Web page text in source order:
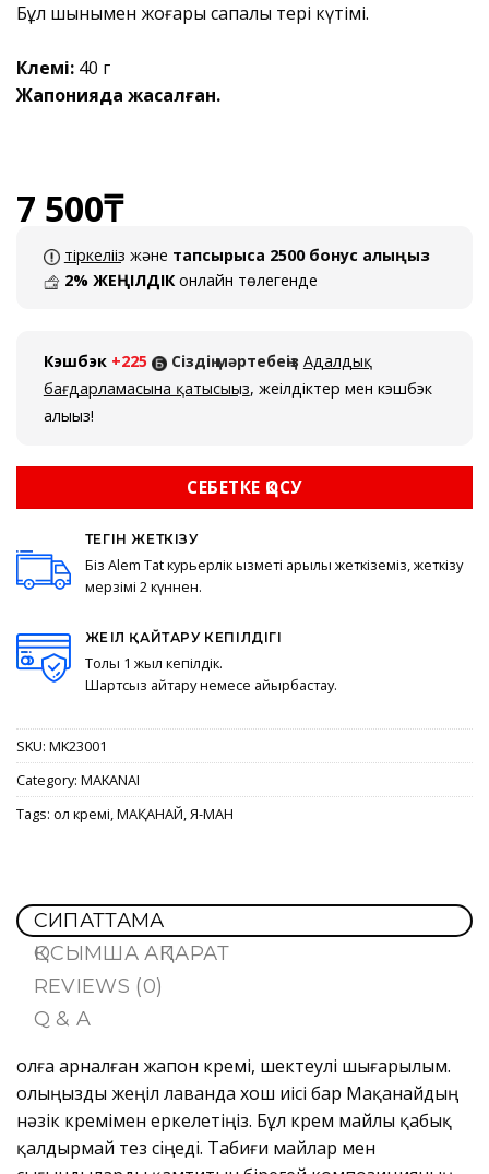
Бұл шынымен жоғары сапалы тері күтімі.
Көлемі: 40 г
Жапонияда жасалған.
7 500₸
тіркеліңіз және тапсырысқа 2500 бонус алыңыз
2% ЖЕҢІЛДІКонлайн төлегенде
Кэшбэк +225 Сіздің мәртебеңіз Адалдық
бағдарламасына қатысыңыз, жеңілдіктер мен кэшбэк
алыңыз!
СЕБЕТКЕ ҚОСУ
ТЕГІН ЖЕТКІЗУ
Біз Alem Tat курьерлік қызметі арқылы жеткіземіз, жеткізу
мерзімі 2 күннен.
ЖЕҢІЛ ҚАЙТАРУ КЕПІЛДІГІ
Толық 1 жыл кепілдік.
Шартсыз қайтару немесе айырбастау.
SKU: MK23001
Category: MAKANAI
Tags: қол кремі,МАҚАНАЙ,Я-МАН
СИПАТТАМА
ҚОСЫМША АҚПАРАТ
REVIEWS (0)
Q & A
Қолға арналған жапон кремі, шектеулі шығарылым.
Қолыңызды жеңіл лаванда хош иісі бар Мақанайдың
нәзік кремімен еркелетіңіз. Бұл крем майлы қабық
қалдырмай тез сіңеді. Табиғи майлар мен